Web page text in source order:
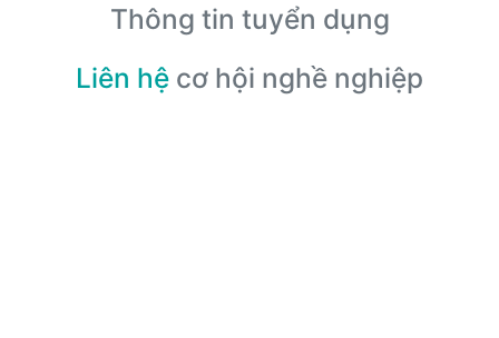
Thông tin tuyển dụng
Liên hệ cơ hội nghề nghiệp